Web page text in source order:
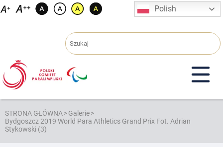
Przejdź
Polish
STRONA GŁÓWNA>Galerie>
Bydgoszcz 2019 World Para Athletics Grand Prix Fot. Adrian
Stykowski (3)